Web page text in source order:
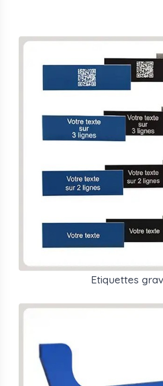
Quelle matière
une plaque
Le Gravoply bicouche est le choix
les étiquettes d'armoires
gaine technique et les plaques
commande : la gravure laser
contraste net et durable sans
L'aluminium anodisé convient
extérieurs ou aux installations
l'oxyde d'aluminium et résiste à
s'impose dans les locaux
l'eau sous pression ou aux
Quels
Les plaques gravées Aluplex
d'application : étiquettes gravées
équipements industriels,
Etiquettes